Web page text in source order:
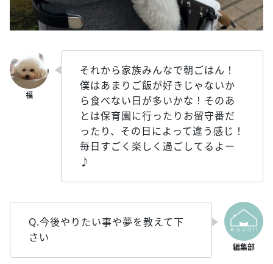
それから家族みんなで朝ごはん！
僕はあまりご飯が好きじゃないか
ら食べない日が多いかな！そのあ
とは保育園に行ったりお留守番だ
ったり、その日によって違う感じ！
毎日すごく楽しく過ごしてるよー
♪
Q.今後やりたい事や夢を教えて下
さい